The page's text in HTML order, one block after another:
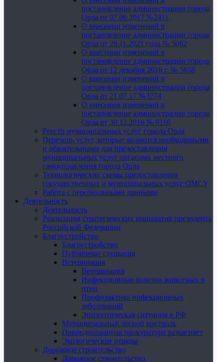
постановление администрации города
Орла от 07.06.2017 №2411
О внесении изменений в
постановление администрации города
Орла от 29.11.2021 года № 5082
О внесении изменений в
постановление администрации города
Орла от 12 декабря 2016 г. № 5658
О внесении изменений в
постановление администрации города
Орла от 21.07.17 №3274
О внесении изменений в
постановление администрации города
Орла от 30.12.2016 № 6116
Реестр муниципальных услуг города Орла
Перечень услуг, которые являются необходимыми
и обязательными для предоставления
муниципальных услуг органами местного
самоуправления города Орла
Технологические схемы предоставления
государственных и муниципальных услуг ОМСУ
Работа с персональными данными
Деятельность
Деятельность
Реализация стратегических инициатив президента
Российской Федерации
Благоустройство
Благоустройство
Публичные слушания
Ветеринария
Ветеринария
Инфекционные болезни животных и
птиц
Профилактика инфекционных
заболеваний
Эпизоотическая ситуация в РФ
Муниципальный лесной контроль
Природоохранная прокуратура разъясняет
Экологические отряды
Дорожное строительство
Дорожное строительство